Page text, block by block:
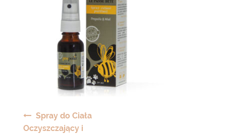
Nawigacja
wpisu
Spray do Ciała
Oczyszczający i